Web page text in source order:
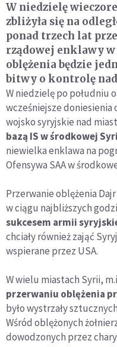
W niedzielę
zbliżyła się na
ponad trzech lat
rządowej enklawy w
oblężenia będzie
bitwy o kontrolę
W niedzielę po południu
wcześniejsze
wojsko syryjskie nad
bazą IS w środkowej
niewielka enklawa na
Ofensywa SAA w
Przerwanie oblężenia
w ciągu najbliższych
sukcesem armii
chciały również zająć
wspierane przez USA.
W wielu miastach Syrii,
przerwaniu oblężenia
było wystrzały
Wśród oblężonych
dowodzonych przez